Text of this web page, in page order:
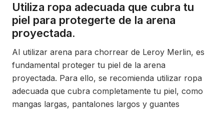
Utiliza ropa adecuada que cubra tu
piel para protegerte de la arena
proyectada.
Al utilizar arena para chorrear de Leroy Merlin, es
fundamental proteger tu piel de la arena
proyectada. Para ello, se recomienda utilizar ropa
adecuada que cubra completamente tu piel, como
mangas largas, pantalones largos y guantes